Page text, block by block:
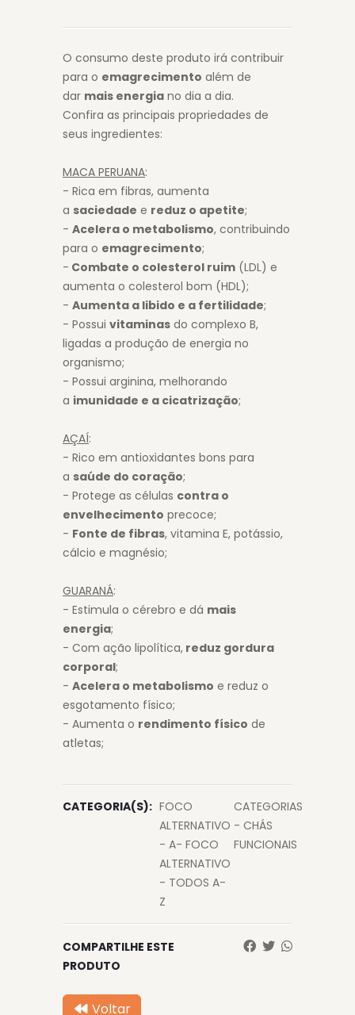
O consumo deste produto irá contribuir
para o emagrecimento além de
dar mais energia no dia a dia.
Confira as principais propriedades de
seus ingredientes:
MACA PERUANA:
- Rica em fibras, aumenta
a saciedade e reduz o apetite;
- Acelera o metabolismo, contribuindo
para o emagrecimento;
- Combate o colesterol ruim (LDL) e
aumenta o colesterol bom (HDL);
- Aumenta a libido e a fertilidade;
- Possui vitaminas do complexo B,
ligadas a produção de energia no
organismo;
- Possui arginina, melhorando
a imunidade e a cicatrização;
AÇAÍ:
- Rico em antioxidantes bons para
a saúde do coração;
- Protege as células contra o
envelhecimento precoce;
- Fonte de fibras, vitamina E, potássio,
cálcio e magnésio;
GUARANÁ:
- Estimula o cérebro e dá mais
energia;
- Com ação lipolítica, reduz gordura
corporal;
- Acelera o metabolismo e reduz o
esgotamento físico;
- Aumenta o rendimento físico de
atletas;
CATEGORIA(S): FOCO
ALTERNATIVO
- A- FOCO
ALTERNATIVO
- TODOS A-
Z
CATEGORIAS
- CHÁS
FUNCIONAIS
COMPARTILHE ESTE
PRODUTO
Voltar